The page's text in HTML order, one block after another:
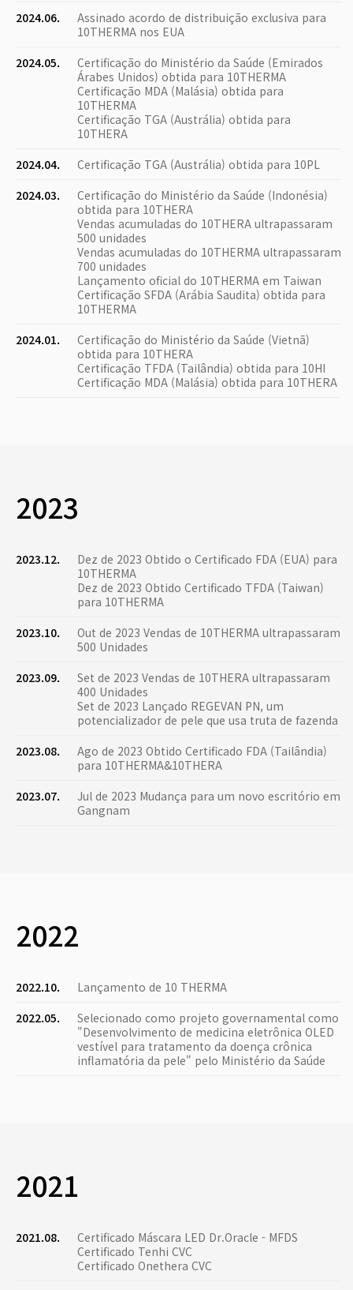
2024.06.
Assinado acordo de distribuição exclusiva para
10THERMA nos EUA
2024.05.
Certificação do Ministério da Saúde (Emirados
Árabes Unidos) obtida para 10THERMA
Certificação MDA (Malásia) obtida para
10THERMA
Certificação TGA (Austrália) obtida para
10THERA
2024.04.
Certificação TGA (Austrália) obtida para 10PL
2024.03.
Certificação do Ministério da Saúde (Indonésia)
obtida para 10THERA
Vendas acumuladas do 10THERA ultrapassaram
500 unidades
Vendas acumuladas do 10THERMA ultrapassaram
700 unidades
Lançamento oficial do 10THERMA em Taiwan
Certificação SFDA (Arábia Saudita) obtida para
10THERMA
2024.01.
Certificação do Ministério da Saúde (Vietnã)
obtida para 10THERA
Certificação TFDA (Tailândia) obtida para 10HI
Certificação MDA (Malásia) obtida para 10THERA
2023
2023.12.
Dez de 2023 Obtido o Certificado FDA (EUA) para
10THERMA
Dez de 2023 Obtido Certificado TFDA (Taiwan)
para 10THERMA
2023.10.
Out de 2023 Vendas de 10THERMA ultrapassaram
500 Unidades
2023.09.
Set de 2023 Vendas de 10THERA ultrapassaram
400 Unidades
Set de 2023 Lançado REGEVAN PN, um
potencializador de pele que usa truta de fazenda
2023.08.
Ago de 2023 Obtido Certificado FDA (Tailândia)
para 10THERMA&10THERA
2023.07.
Jul de 2023 Mudança para um novo escritório em
Gangnam
2022
2022.10.
Lançamento de 10 THERMA
2022.05.
Selecionado como projeto governamental como
"Desenvolvimento de medicina eletrônica OLED
vestível para tratamento da doença crônica
inflamatória da pele" pelo Ministério da Saúde
2021
2021.08.
Certificado Máscara LED Dr.Oracle - MFDS
Certificado Tenhi CVC
Certificado Onethera CVC